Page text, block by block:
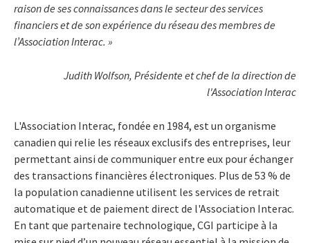
raison de ses connaissances dans le secteur des services
financiers et de son expérience du réseau des membres de
l’Association Interac. »
Judith Wolfson, Présidente et chef de la direction de
l'Association Interac
L'Association Interac, fondée en 1984, est un organisme
canadien qui relie les réseaux exclusifs des entreprises, leur
permettant ainsi de communiquer entre eux pour échanger
des transactions financières électroniques. Plus de 53 % de
la population canadienne utilisent les services de retrait
automatique et de paiement direct de l'Association Interac.
En tant que partenaire technologique, CGI participe à la